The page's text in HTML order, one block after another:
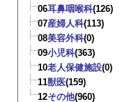
06耳鼻咽喉科(126)
07産婦人科(113)
08美容外科(0)
09小児科(363)
10老人保健施設(0)
11獣医(159)
12その他(960)